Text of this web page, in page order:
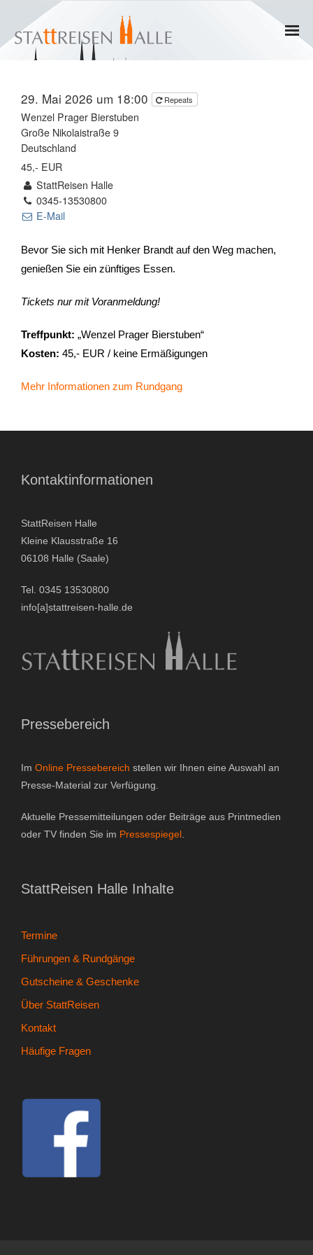
Termine
- Kinder und Jugendliche
Führungen & Rundgänge
- Kulinarische Stadtführungen
- Stadtspiele-Outdoor Games
- Weihnachtsangebote
Gutscheine & Geschenke
Über StattReisen
- Philosophie
- StattReisen Verband
- Häufige Fragen
29. Mai 2026 um 18:00 Repeats
Wenzel Prager Bierstuben
Große Nikolaistraße 9
Deutschland
45,- EUR
StattReisen Halle
0345-13530800
E-Mail
Bevor Sie sich mit Henker Brandt auf den Weg machen,
genießen Sie ein zünftiges Essen.
Tickets nur mit Voranmeldung!
Treffpunkt: „Wenzel Prager Bierstuben“
Kosten: 45,- EUR / keine Ermäßigungen
Mehr Informationen zum Rundgang
Kontaktinformationen
StattReisen Halle
Kleine Klausstraße 16
06108 Halle (Saale)
Tel. 0345 13530800
info[a]stattreisen-halle.de
Pressebereich
Im Online Pressebereich stellen wir Ihnen eine Auswahl an
Presse-Material zur Verfügung.
Aktuelle Pressemitteilungen oder Beiträge aus Printmedien
oder TV finden Sie im Pressespiegel
StattReisen Halle Inhalte
Termine
Führungen & Rundgänge
Gutscheine & Geschenke
Über StattReisen
Kontakt
Häufige Fragen